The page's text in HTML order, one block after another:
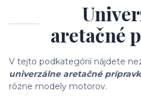
aretačné
V tejto podkategórií nájdete
univerzálne aretačné
rôzne modely motorov.